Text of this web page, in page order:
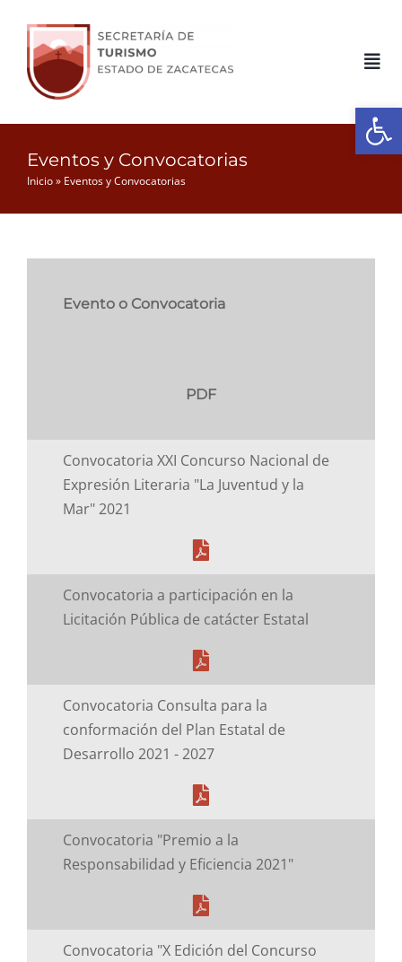
content
Conoce Zacatecas
Comité de Ética
Eventos y Convocatorias
Inicio» Eventos y Convocatorias
Evento o Convocatoria
PDF
Convocatoria XXI Concurso Nacional de
Expresión Literaria "La Juventud y la
Mar" 2021
Convocatoria a participación en la
Licitación Pública de catácter Estatal
Convocatoria Consulta para la
conformación del Plan Estatal de
Desarrollo 2021 - 2027
Convocatoria "Premio a la
Responsabilidad y Eficiencia 2021"
Convocatoria "X Edición del Concurso